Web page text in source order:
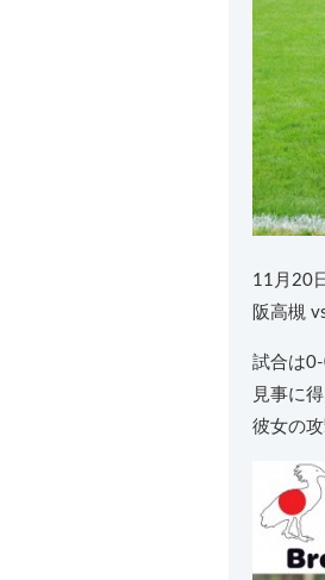
11月20
阪高槻
試合は
見事に得
彼女の